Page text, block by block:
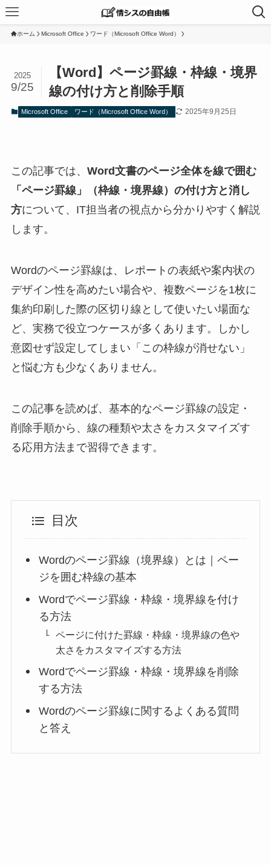
ホーム Microsoft Office ワード（Microsoft Office Word）
【Word】ページ罫線・枠線・境界
線の付け方と削除手順
2025
9/25
Microsoft Office ワード（Microsoft Office Word） 2025年9月25日
この記事では、 Word文書のページ全体を線で囲む
「ページ罫線」（枠線・境界線）の付け方と消し
方について、IT担当者の視点から分かりやすく解説
します。
Wordのページ罫線は、レポートの表紙や案内状の
デザイン性を高めたい場合や、複数ページを1枚に
集約印刷した際の区切り線として使いたい場面な
ど、実務で役立つケースが多くあります。しかし
意図せず設定してしまい「この枠線が消せない」
と悩む方も少なくありません。
この記事を読めば、基本的なページ罫線の設定・
削除手順から、線の種類や太さをカスタマイズす
る応用方法まで習得できます。
目次
Wordのページ罫線（境界線）とは｜ペー
ジを囲む枠線の基本
Wordでページ罫線・枠線・境界線を付け
る方法
ページに付けた罫線・枠線・境界線の色や
太さをカスタマイズする方法
Wordでページ罫線・枠線・境界線を削除
する方法
Wordのページ罫線に関するよくある質問
と答え